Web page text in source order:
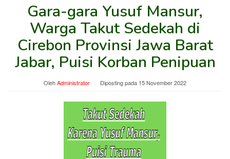
Gara-gara Yusuf Mansur,
Warga Takut Sedekah di
Cirebon Provinsi Jawa Barat
Jabar, Puisi Korban Penipuan
OlehAdministrator Diposting pada 15 November 2022